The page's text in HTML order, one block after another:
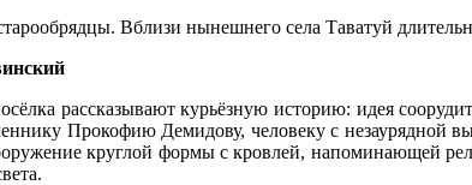
Вблизи нынешнего села Таватуй
рассказывают курьёзную историю: идея
Прокофию Демидову, человеку с незаурядной
круглой формы с кровлей, напоминающей